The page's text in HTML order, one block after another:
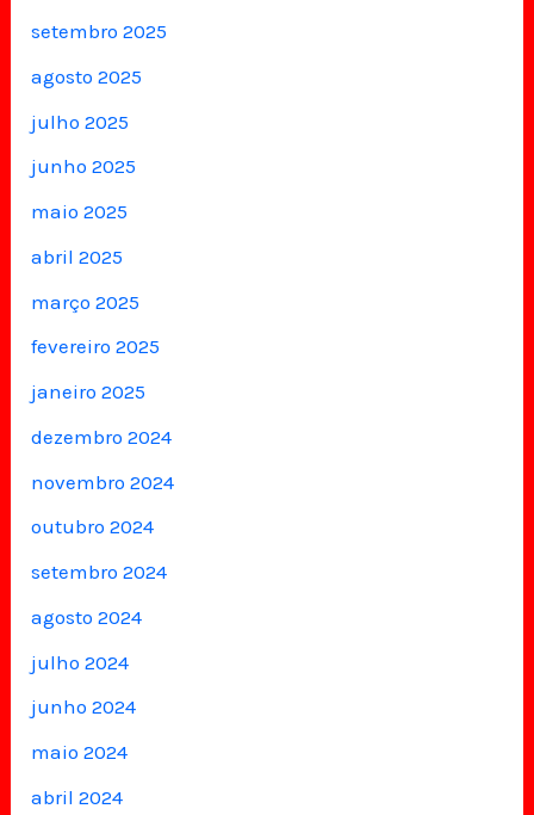
setembro 2025
agosto 2025
julho 2025
junho 2025
maio 2025
abril 2025
março 2025
fevereiro 2025
janeiro 2025
dezembro 2024
novembro 2024
outubro 2024
setembro 2024
agosto 2024
julho 2024
junho 2024
maio 2024
abril 2024